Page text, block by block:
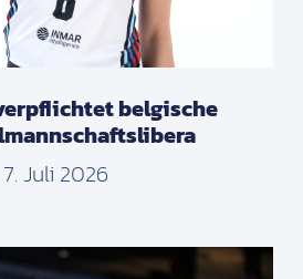
belgische
7. Juli 2026